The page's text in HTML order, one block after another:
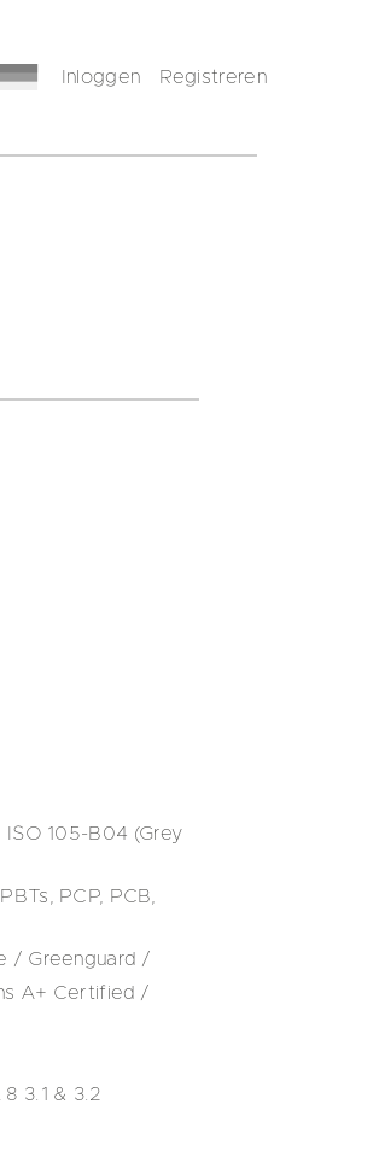
Inloggen Registreren
105-B04 (Grey
PCP, PCB,
/ Greenguard /
A+ Certified /
3.1 & 3.2